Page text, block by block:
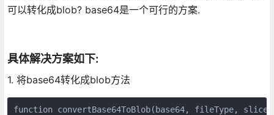
可以转化成blob? base64是一个可行的方案.
具体解决方案如下:
1. 将base64转化成blob方法
function convertBase64ToBlob(base64, fileType,